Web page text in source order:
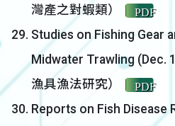
灣產之對蝦類）
PDF
Studies on Fishing Gear
Midwater Trawling (Dec.
漁具漁法研究）
PDF
Reports on Fish Disease